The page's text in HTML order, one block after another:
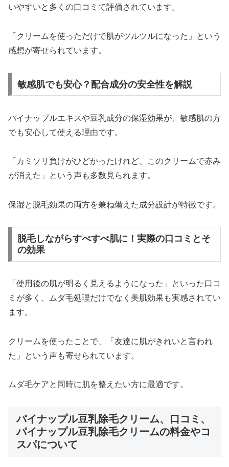
いやすいと多くの口コミで評価されています。
「クリームを使っただけで肌がツルツルになった」という
感想が寄せられています。
敏感肌でも安心？配合成分の安全性を解説
パイナップルエキスや豆乳成分の保湿効果が、敏感肌の方
でも安心して使える理由です。
「カミソリ負けがひどかったけれど、このクリームで赤み
が消えた」という声も多数見られます。
保湿と脱毛効果の両方を兼ね備えた成分設計が特徴です。
脱毛しながらすべすべ肌に！実際の口コミとそ
の効果
「使用後の肌が明るく見えるようになった」といった口コ
ミが多く、ムダ毛処理だけでなく美肌効果も実感されてい
ます。
クリームを使ったことで、「友達に肌がきれいと言われ
た」という声も寄せられています。
ムダ毛ケアと同時に肌を整えたい方に最適です。
パイナップル豆乳除毛クリーム、口コミ、
パイナップル豆乳除毛クリームの料金やコ
スパについて